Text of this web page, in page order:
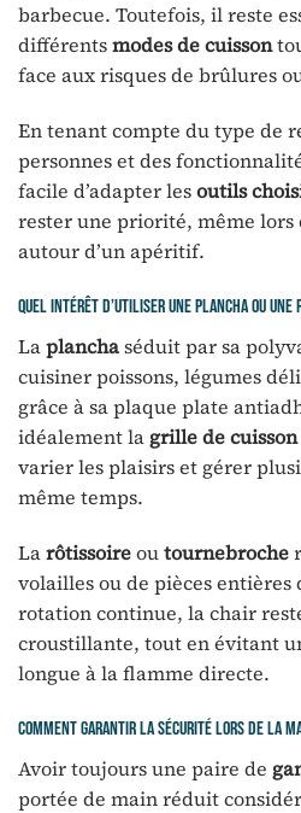
barbecue. Toutefois, il reste
différentsmodes de cuisson
face aux risques de brûlures
En tenant compte du type de
personnes et des
facile d’adapter lesoutils
rester une priorité, même
autour d’un apéritif.
Quel intérêt d’utiliser une plancha ou
Laplanchaséduit par sa
cuisiner poissons, légumes
grâce à sa plaque plate
idéalement la grille de cuisson
varier les plaisirs et gérer
même temps.
Larôtissoireoutournebroche
volailles ou de pièces entières
rotation continue, la chair
croustillante, tout en évitant
longue à la flamme directe.
Comment garantir la sécurité lors de la
Avoir toujours une paire de
portée de main réduit